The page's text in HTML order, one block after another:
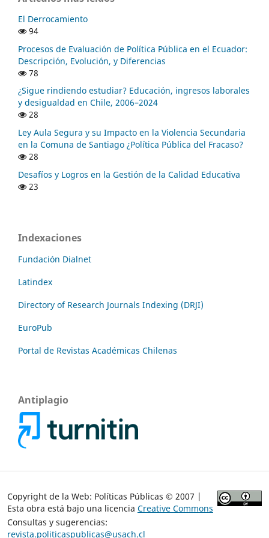
El Derrocamiento
94
Procesos de Evaluación de Política Pública en el Ecuador:
Descripción, Evolución, y Diferencias
78
¿Sigue rindiendo estudiar? Educación, ingresos laborales
y desigualdad en Chile, 2006–2024
28
Ley Aula Segura y su Impacto en la Violencia Secundaria
en la Comuna de Santiago ¿Política Pública del Fracaso?
28
Desafíos y Logros en la Gestión de la Calidad Educativa
23
Indexaciones
Fundación Dialnet
Latindex
Directory of Research Journals Indexing (DRJI)
EuroPub
Portal de Revistas Académicas Chilenas
Antiplagio
Copyright de la Web: Políticas Públicas © 2007 |
Esta obra está bajo una licencia Creative Commons
Consultas y sugerencias:
revista.politicaspublicas@usach.cl